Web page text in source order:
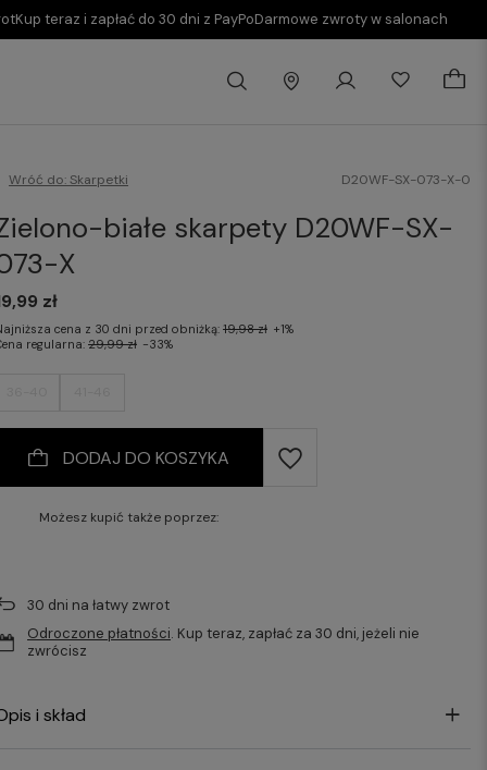
Kup teraz i zapłać do 30 dni z PayPoDarmowe zwroty w salonach
Wróć do:Skarpetki D20WF-SX-073-X-0
białe skarpety D20WF-SX-
X
zł
cena z 30 dni przed obniżką:19,98 zł +1%
regularna:29,99 zł -33%
DODAJ DO KOSZYKA
Możesz kupić także poprzez:
30 dni na łatwy zwrot
Odroczone płatności. Kup teraz, zapłać za 30 dni, jeżeli nie
zwrócisz
i skład